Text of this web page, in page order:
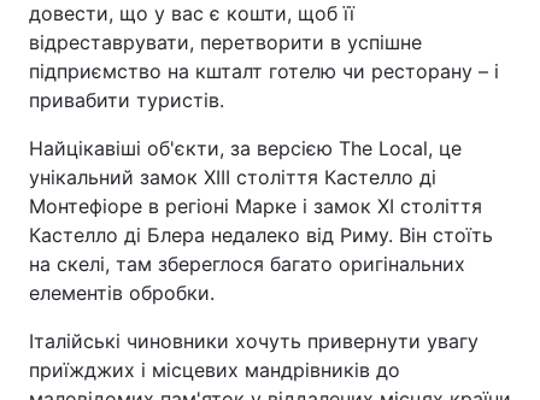
довести, що у вас є кошти, щоб її
відреставрувати, перетворити в успішне
підприємство на кшталт готелю чи ресторану – і
привабити туристів.
Найцікавіші об'єкти, за версією The Local, це
унікальний замок XIII століття Кастелло ді
Монтефіоре в регіоні Марке і замок XI століття
Кастелло ді Блера недалеко від Риму. Він стоїть
на скелі, там збереглося багато оригінальних
елементів обробки.
Італійські чиновники хочуть привернути увагу
приїжджих і місцевих мандрівників до